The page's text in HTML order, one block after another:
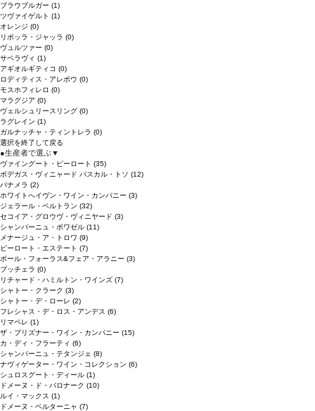
ブラウブルガー (1)
ツヴァイゲルト (1)
オレンジ (0)
リボッラ・ジャッラ (0)
ヴュルツァー (0)
サペラヴィ (1)
アギオルギティコ (0)
ロディティス・アレポウ (0)
モスホフィレロ (0)
マラグジア (0)
ヴェルシュリースリング (0)
ラグレイン (1)
ガルナッチャ・ティントレラ (0)
選択を終了して戻る
●生産者で選ぶ▼
ヴァイングート・ピーロート (35)
ボデガス・ヴィニャード パスカル・トソ (12)
パナメラ (2)
ホワイトへイヴン・ワイン・カンパニー (3)
ジェラール・ベルトラン (32)
セコイア・グロウヴ・ヴィニヤード (3)
シャンパーニュ・ボワゼル (11)
メナージュ・ア・トロワ (9)
ピーロート・エステート (7)
ボール・フォーラス&フェア・アラニー (3)
ブッチェラ (0)
リチャード・ハミルトン・ワインズ (7)
シャトー・クラーク (3)
シャトー・デ・ローレ (2)
フレシャス・デ・ロス・アンデス (6)
リマペレ (1)
ザ・プリズナー・ワイン・カンパニー (15)
カ・ディ・フラーティ (6)
シャンパーニュ・テタンジェ (8)
ナヴィゲーター・ワイン・コレクション (6)
シュロスグート・ディール (1)
ドメーヌ・ド・バロナーク (10)
ルイ・マックス (1)
ドメーヌ・ベルターニャ (7)